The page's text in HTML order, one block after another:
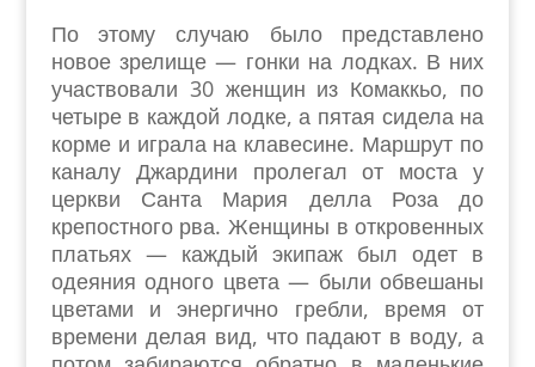
По этому случаю было представлено
новое зрелище — гонки на лодках. В них
участвовали 30 женщин из Комаккьо, по
четыре в каждой лодке, а пятая сидела на
корме и играла на клавесине. Маршрут по
каналу Джардини пролегал от моста у
церкви Санта Мария делла Роза до
крепостного рва. Женщины в откровенных
платьях — каждый экипаж был одет в
одеяния одного цвета — были обвешаны
цветами и энергично гребли, время от
времени делая вид, что падают в воду, а